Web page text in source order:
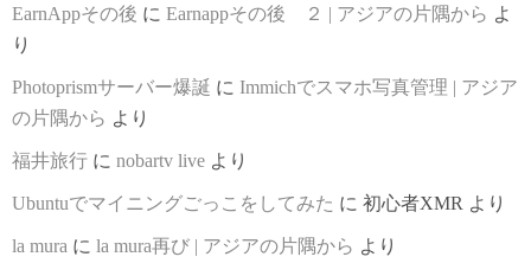
EarnAppその後 に Earnappその後 ２ | アジアの片隅から よ
り
Photoprismサーバー爆誕 に Immichでスマホ写真管理 | アジア
の片隅から より
福井旅行 に nobartv live より
Ubuntuでマイニングごっこをしてみた に 初心者XMR より
la mura に la mura再び | アジアの片隅から より